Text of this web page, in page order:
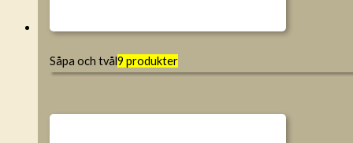
Såpa och tvål9 produkter